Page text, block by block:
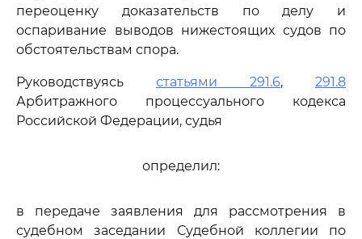
переоценку доказательств по делу и
оспаривание выводов нижестоящих судов по
обстоятельствам спора.
Руководствуясь статьями 291.6, 291.8
Арбитражного процессуального кодекса
Российской Федерации, судья
определил:
в передаче заявления для рассмотрения в
судебном заседании Судебной коллегии по